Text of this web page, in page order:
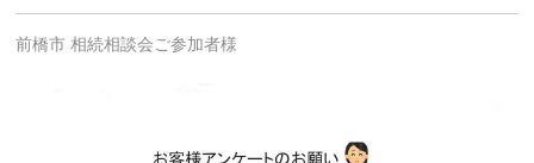
前橋市 相続相談会ご参加者様